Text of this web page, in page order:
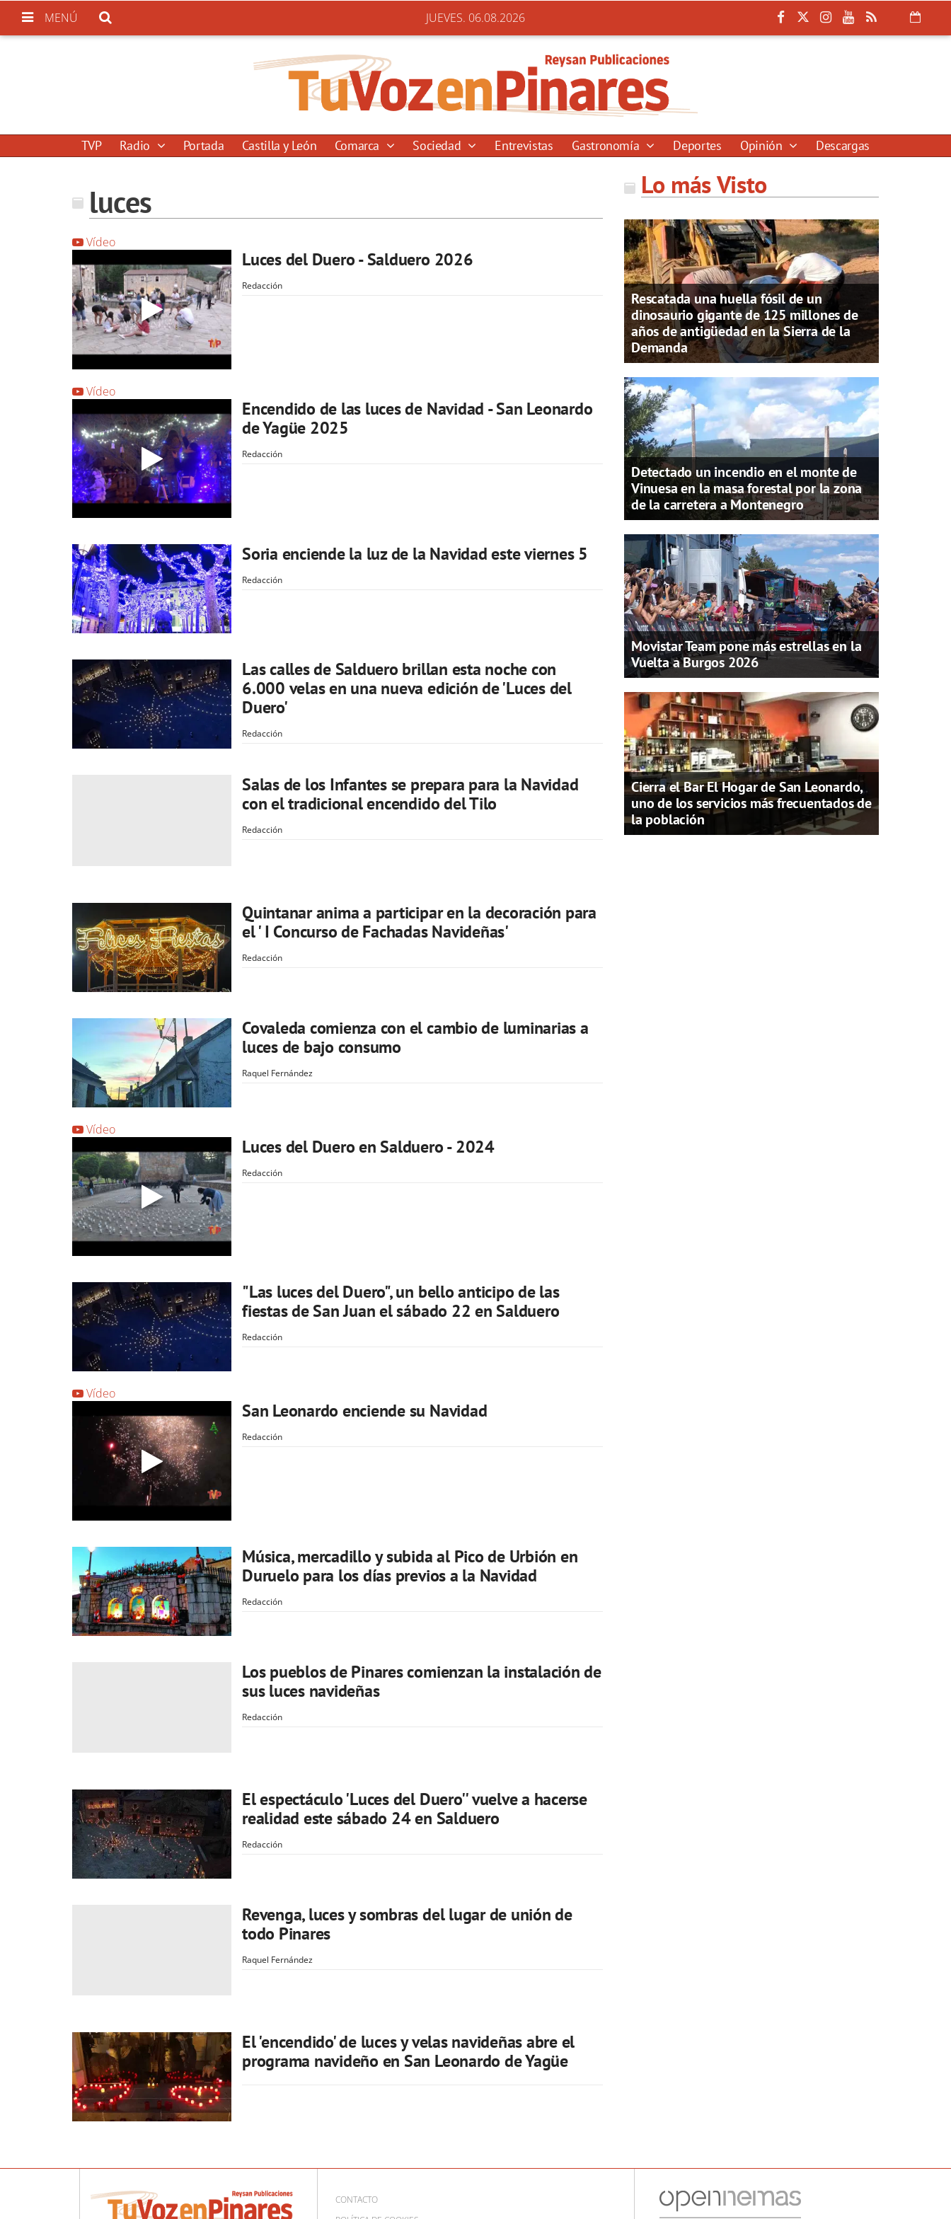
MENÚ JUEVES. 06.08.2026
TVP Radio Portada Castilla y León Comarca Sociedad Entrevistas Gastronomía Deportes Opinión Descargas
luces
Vídeo
Luces del Duero - Salduero 2026
Redacción
Vídeo
Encendido de las luces de Navidad - San Leonardo
de Yagüe 2025
Redacción
Soria enciende la luz de la Navidad este viernes 5
Redacción
Las calles de Salduero brillan esta noche con
6.000 velas en una nueva edición de 'Luces del
Duero'
Redacción
Salas de los Infantes se prepara para la Navidad
con el tradicional encendido del Tilo
Redacción
Quintanar anima a participar en la decoración para
el ' I Concurso de Fachadas Navideñas'
Redacción
Covaleda comienza con el cambio de luminarias a
luces de bajo consumo
Raquel Fernández
Vídeo
Luces del Duero en Salduero - 2024
Redacción
"Las luces del Duero", un bello anticipo de las
fiestas de San Juan el sábado 22 en Salduero
Redacción
Vídeo
San Leonardo enciende su Navidad
Redacción
Música, mercadillo y subida al Pico de Urbión en
Duruelo para los días previos a la Navidad
Redacción
Los pueblos de Pinares comienzan la instalación de
sus luces navideñas
Redacción
El espectáculo 'Luces del Duero'' vuelve a hacerse
realidad este sábado 24 en Salduero
Redacción
Revenga, luces y sombras del lugar de unión de
todo Pinares
Raquel Fernández
El 'encendido' de luces y velas navideñas abre el
programa navideño en San Leonardo de Yagüe
Lo más Visto
Rescatada una huella fósil de un
dinosaurio gigante de 125 millones de
años de antigüedad en la Sierra de la
Demanda
Detectado un incendio en el monte de
Vinuesa en la masa forestal por la zona
de la carretera a Montenegro
Movistar Team pone más estrellas en la
Vuelta a Burgos 2026
Cierra el Bar El Hogar de San Leonardo,
uno de los servicios más frecuentados de
la población
CONTACTO